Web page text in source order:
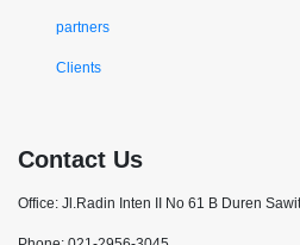
partners
Clients
Contact Us
Office: Jl.Radin Inten II No 61 B Duren